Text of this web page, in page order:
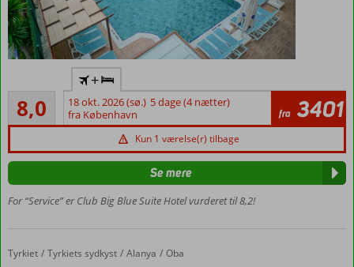
Populært
familiehotel
meter til
Vandrutsjebaner
Værelser
med
5
8,0
Meget godt
65
anmeldelser
+
18 okt. 2026 (sø.) 5 dage (4 nætter)
fra København
fra 3401
Kun 1 værelse(r) tilbage
For “Service” er Club Big Blue Suite Hotel vurderet til 8,2!
Se mere
Forside
Tyrkiet Tyrkiets sydkyst Alanya Oba
Alanya Risus Park Hotel